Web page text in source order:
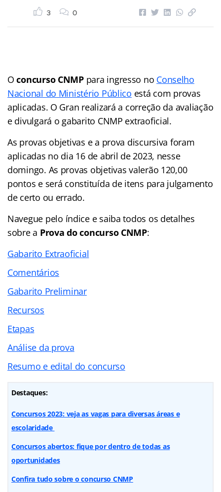
3 0
Oconcurso CNMPpara ingresso no Conselho
Nacional do Ministério Público está com provas
aplicadas. O Gran realizará a correção da avaliação
e divulgará o gabarito CNMP extraoficial.
As provas objetivas e a prova discursiva foram
aplicadas no dia 16 de abril de 2023, nesse
domingo. As provas objetivas valerão 120,00
pontos e será constituída de itens para julgamento
de certo ou errado.
Navegue pelo índicee saiba todos os detalhes
sobre a Prova do concurso CNMP:
Gabarito Extraoficial
Comentários
Gabarito Preliminar
Recursos
Etapas
Análise da prova
Resumo e edital do concurso
Destaques:
Concursos 2023: veja as vagas para diversas áreas e
escolaridade
Concursos abertos: fique por dentro de todas as
oportunidades
Confira tudo sobre oconcurso CNMP